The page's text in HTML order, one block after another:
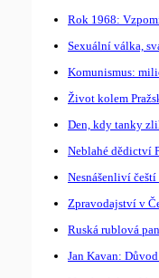
Rok 1968:
Sexuální válka,
Komunismus:
Život kolem
Den, kdy tanky
Neblahé dědictví
Nesnášenliví
Zpravodajství v
Ruská rublová
Jan Kavan: